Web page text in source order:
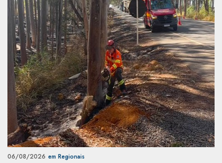
06/08/2026 em Regionais